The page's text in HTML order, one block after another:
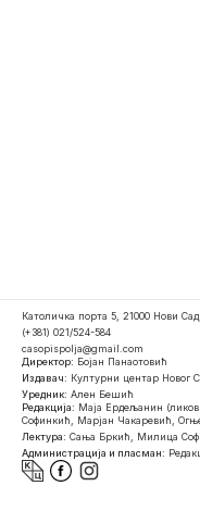
Католичка порта 5, 21000 Нови
(+381) 021/524-584
casopispolja@gmail.com
Директор: Бојан Панаотовић
Издавач: Културни центар Новог
Уредник: Ален Бешић
Редакција: Маја Ердељанин
Софинкић, Марјан Чакаревић,
Лектура: Сања Бркић, Милица
Администрација и пласман: